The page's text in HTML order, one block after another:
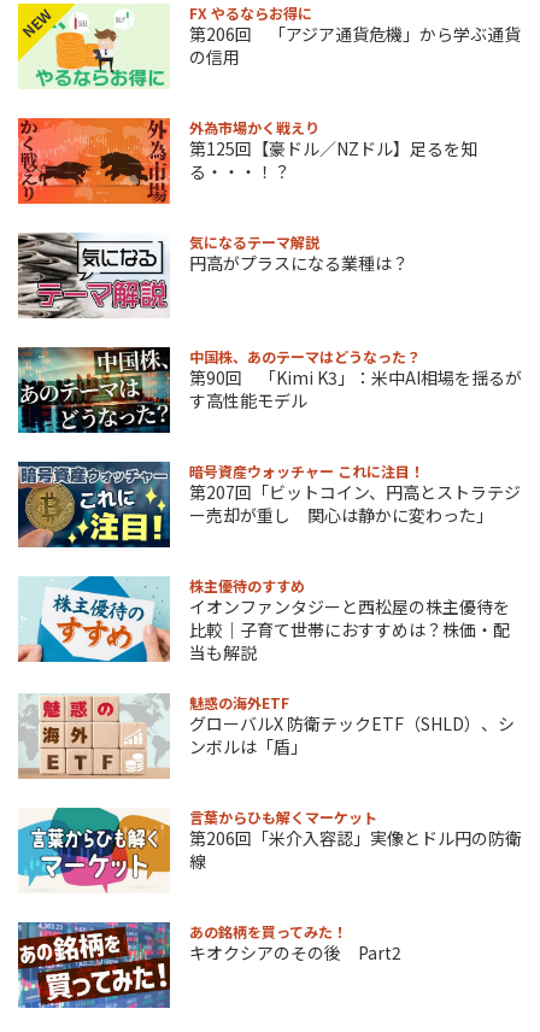
NEW FX やるならお得に
第206回 「アジア通貨危機」から学ぶ通貨
の信用
外為市場かく戦えり
第125回【豪ドル／NZドル】足るを知
る・・・！？
気になるテーマ解説
円高がプラスになる業種は？
中国株、あのテーマはどうなった？
第90回 「Kimi K3」：米中AI相場を揺るが
す高性能モデル
暗号資産ウォッチャー これに注目！
第207回「ビットコイン、円高とストラテジ
ー売却が重し 関心は静かに変わった」
株主優待のすすめ
イオンファンタジーと西松屋の株主優待を
比較｜子育て世帯におすすめは？株価・配
当も解説
魅惑の海外ETF
グローバルX 防衛テックETF（SHLD）、シ
ンボルは「盾」
言葉からひも解くマーケット
第206回「米介入容認」実像とドル円の防衛
線
あの銘柄を買ってみた！
キオクシアのその後 Part2